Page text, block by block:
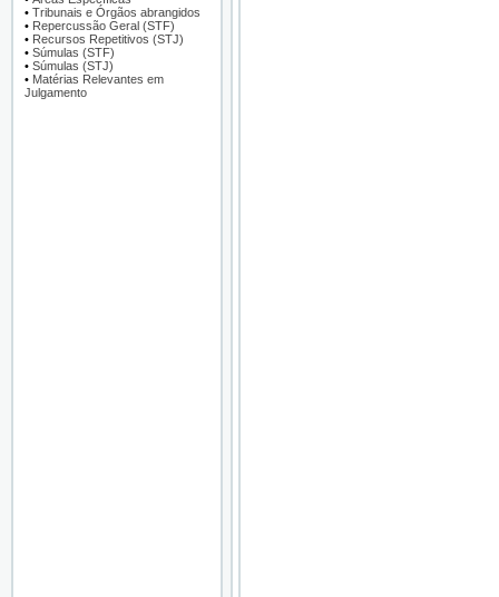
• Tribunais e Órgãos abrangidos
• Repercussão Geral (STF)
• Recursos Repetitivos (STJ)
• Súmulas (STF)
• Súmulas (STJ)
• Matérias Relevantes em
Julgamento